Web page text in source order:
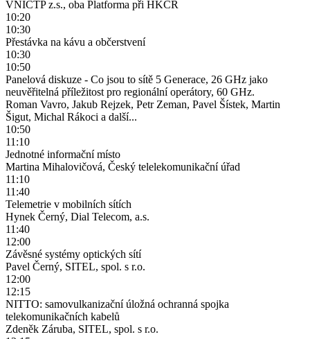
VNICTP z.s., oba Platforma při HKČR
10:20
10:30
Přestávka na kávu a občerstvení
10:30
10:50
Panelová diskuze - Co jsou to sítě 5 Generace, 26 GHz jako
neuvěřitelná příležitost pro regionální operátory, 60 GHz.
Roman Vavro, Jakub Rejzek, Petr Zeman, Pavel Šístek, Martin
Šigut, Michal Rákoci a další...
10:50
11:10
Jednotné informační místo
Martina Mihalovičová, Český telelekomunikační úřad
11:10
11:40
Telemetrie v mobilních sítích
Hynek Černý, Dial Telecom, a.s.
11:40
12:00
Závěsné systémy optických sítí
Pavel Černý, SITEL, spol. s r.o.
12:00
12:15
NITTO: samovulkanizační úložná ochranná spojka
telekomunikačních kabelů
Zdeněk Záruba, SITEL, spol. s r.o.